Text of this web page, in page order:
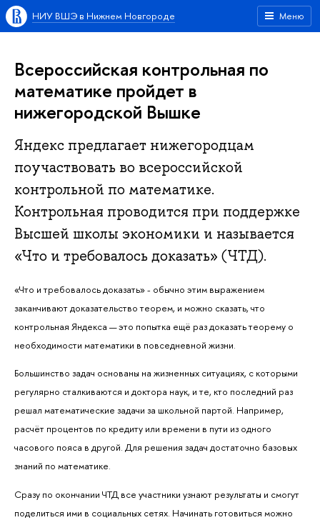
Меню
НИУ ВШЭ в Нижнем Новгороде
Всероссийская контрольная по
математике пройдет в
нижегородской Вышке
Яндекс предлагает нижегородцам
поучаствовать во всероссийской
контрольной по математике.
Контрольная проводится при поддержке
Высшей школы экономики и называется
«Что и требовалось доказать» (ЧТД).
«Что и требовалось доказать» - обычно этим выражением
заканчивают доказательство теорем, и можно сказать, что
контрольная Яндекса — это попытка ещё раз доказать теорему о
необходимости математики в повседневной жизни.
Большинство задач основаны на жизненных ситуациях, с которыми
регулярно сталкиваются и доктора наук, и те, кто последний раз
решал математические задачи за школьной партой. Например,
расчёт процентов по кредиту или времени в пути из одного
часового пояса в другой. Для решения задач достаточно базовых
знаний по математике.
Сразу по окончании ЧТД все участники узнают результаты и смогут
поделиться ими в социальных сетях. Начинать готовиться можно